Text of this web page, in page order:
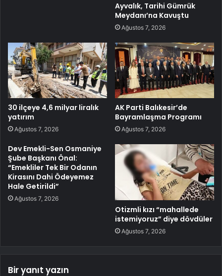
Ayvalık, Tarihi Gümrük
Meydanı’na Kavuştu
Ağustos 7, 2026
30 ilçeye 4,6 milyar liralık
yatırım
Ağustos 7, 2026
AK Parti Balıkesir’de
Bayramlaşma Programı
Ağustos 7, 2026
Dev Emekli-Sen Osmaniye
Şube Başkanı Önal:
“Emekliler Tek Bir Odanın
Kirasını Dahi Ödeyemez
Hale Getirildi”
Ağustos 7, 2026
Otizmli kızı “mahallede
istemiyoruz” diye dövdüler
Ağustos 7, 2026
Bir yanıt yazın